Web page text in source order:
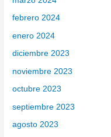
febrero 2024
enero 2024
diciembre 2023
noviembre 2023
octubre 2023
septiembre 2023
agosto 2023